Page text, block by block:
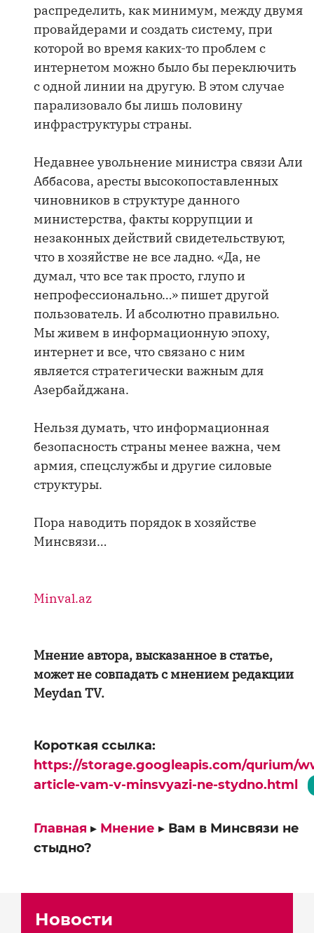
распределить, как минимум, между двумя
провайдерами и создать систему, при
которой во время каких-то проблем с
интернетом можно было бы переключить
с одной линии на другую. В этом случае
парализовало бы лишь половину
инфраструктуры страны.
Недавнее увольнение министра связи Али
Аббасова, аресты высокопоставленных
чиновников в структуре данного
министерства, факты коррупции и
незаконных действий свидетельствуют,
что в хозяйстве не все ладно. «Да, не
думал, что все так просто, глупо и
непрофессионально…» пишет другой
пользователь. И абсолютно правильно.
Мы живем в информационную эпоху,
интернет и все, что связано с ним
является стратегически важным для
Азербайджана.
Нельзя думать, что информационная
безопасность страны менее важна, чем
армия, спецслужбы и другие силовые
структуры.
Пора наводить порядок в хозяйстве
Минсвязи…
Minval.az
Мнение автора, высказанное в статье,
может не совпадать с мнением редакции
Meydan TV.
Короткая ссылка:
https://storage.googleapis.com/qurium/
article-vam-v-minsvyazi-ne-stydno.html
Главная ▸ Мнение ▸ Вам в Минсвязи не
стыдно?
Новости